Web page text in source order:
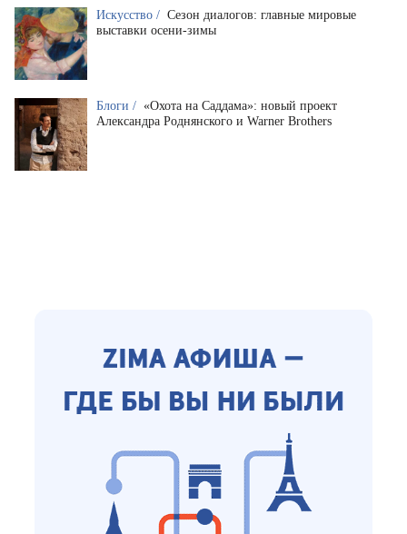
Искусство / Сезон диалогов: главные мировые
выставки осени-зимы
Блоги / «Охота на Саддама»: новый проект
Александра Роднянского и Warner Brothers